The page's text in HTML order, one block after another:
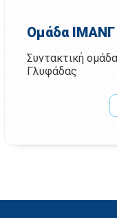
Ομάδα ΙΜΑΝΓ
Συντακτική
Γλυφάδας